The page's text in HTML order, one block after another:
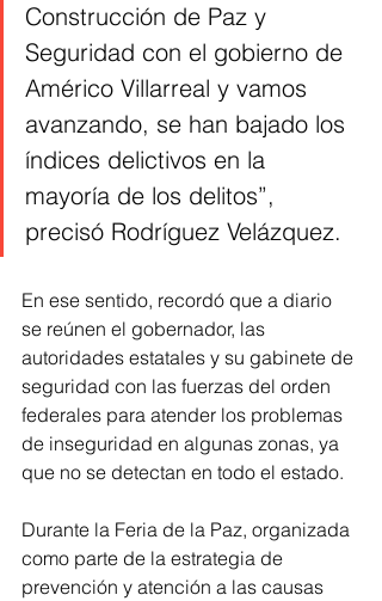
Construcción de Paz y
Seguridad con el gobierno de
Américo Villarreal y vamos
avanzando, se han bajado los
índices delictivos en la
mayoría de los delitos”,
precisó Rodríguez Velázquez.
En ese sentido, recordó que a diario
se reúnen el gobernador, las
autoridades estatales y su gabinete de
seguridad con las fuerzas del orden
federales para atender los problemas
de inseguridad en algunas zonas, ya
que no se detectan en todo el estado.
Durante la Feria de la Paz, organizada
como parte de la estrategia de
prevención y atención a las causas